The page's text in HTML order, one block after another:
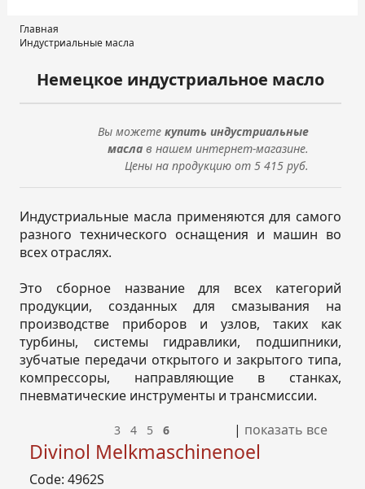
Главная
Индустриальные масла
Немецкое индустриальное масло
Вы можете купить индустриальные
масла в нашем интернет-магазине.
Цены на продукцию от 5 415 руб.
Индустриальные масла применяются для самого
разного технического оснащения и машин во
всех отраслях.
Это сборное название для всех категорий
продукции, созданных для смазывания на
производстве приборов и узлов, таких как
турбины, системы гидравлики, подшипники,
зубчатые передачи открытого и закрытого типа,
компрессоры, направляющие в станках,
пневматические инструменты и трансмиссии.
3 4 5 6 | показать все
Divinol Melkmaschinenoel
Code: 4962S